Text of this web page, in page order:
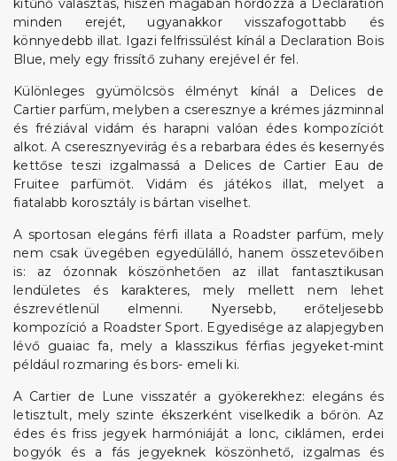
kitűnő választás, hiszen magában hordozza a Declaration
minden erejét, ugyanakkor visszafogottabb és
könnyedebb illat. Igazi felfrissülést kínál a Declaration Bois
Blue, mely egy frissítő zuhany erejével ér fel.
Különleges gyümölcsös élményt kínál a Delices de
Cartier parfüm, melyben a cseresznye a krémes jázminnal
és fréziával vidám és harapni valóan édes kompozíciót
alkot. A cseresznyevirág és a rebarbara édes és kesernyés
kettőse teszi izgalmassá a Delices de Cartier Eau de
Fruitee parfümöt. Vidám és játékos illat, melyet a
fiatalabb korosztály is bártan viselhet.
A sportosan elegáns férfi illata a Roadster parfüm, mely
nem csak üvegében egyedülálló, hanem összetevőiben
is: az ózonnak köszönhetően az illat fantasztikusan
lendületes és karakteres, mely mellett nem lehet
észrevétlenül elmenni. Nyersebb, erőteljesebb
kompozíció a Roadster Sport. Egyedisége az alapjegyben
lévő guaiac fa, mely a klasszikus férfias jegyeket-mint
például rozmaring és bors- emeli ki.
A Cartier de Lune visszatér a gyökerekhez: elegáns és
letisztult, mely szinte ékszerként viselkedik a bőrön. Az
édes és friss jegyek harmóniáját a lonc, ciklámen, erdei
bogyók és a fás jegyeknek köszönhető, izgalmas és